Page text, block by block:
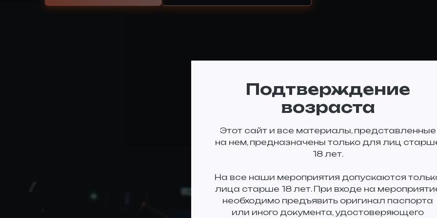
Подтверждение
возраста
Этот сайт и все материалы, представленные
на нем, предназначены только для лиц
18 лет.
На все наши мероприятия допускаются
лица старше 18 лет. При входе на
необходимо предъявить оригинал паспорта
или иного документа, удостоверяющего